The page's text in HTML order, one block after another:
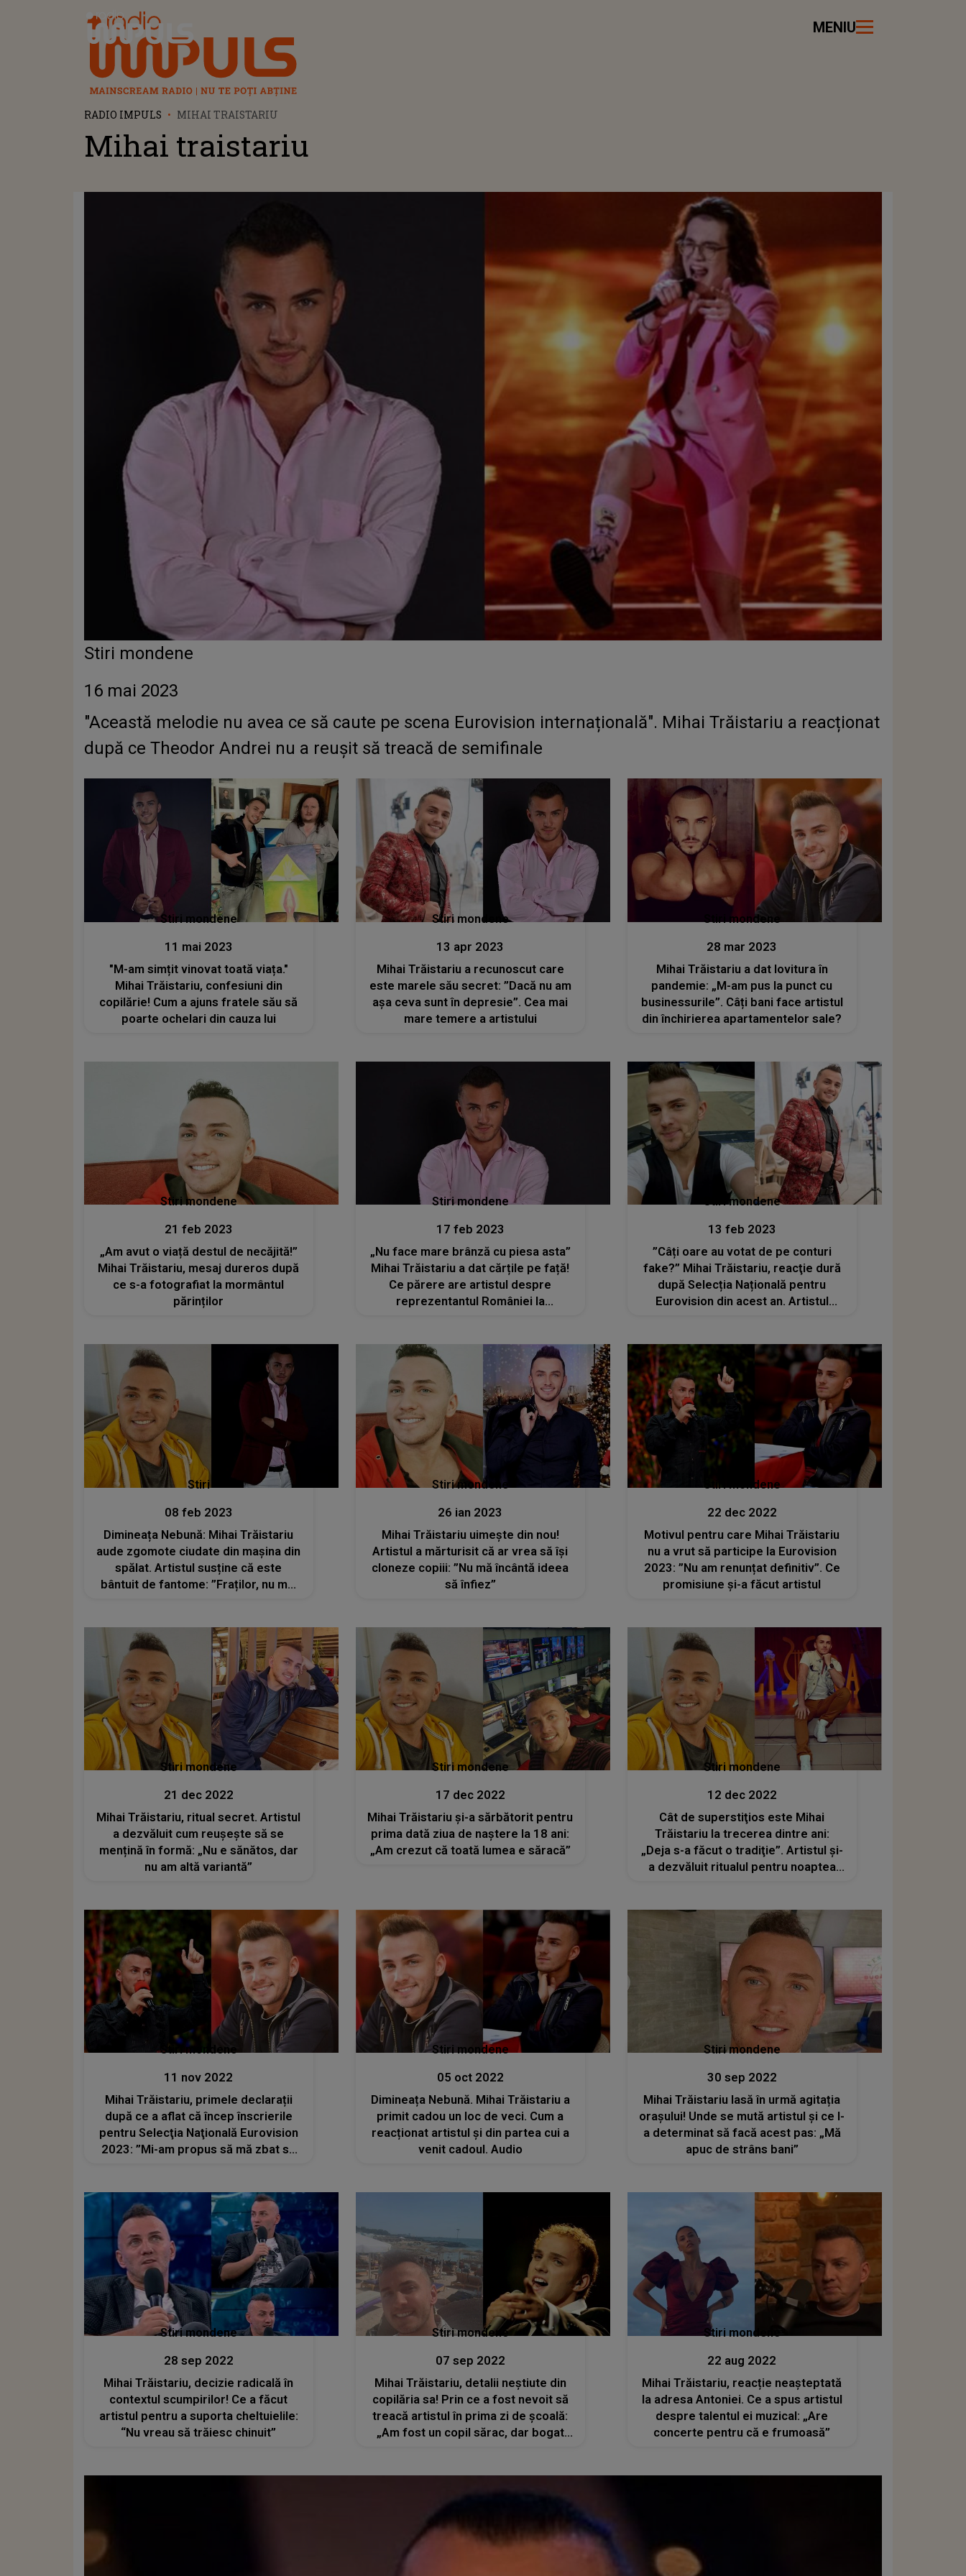
Radio Impuls MENIU
RADIO IMPULS MIHAI TRAISTARIU
Mihai traistariu
Stiri mondene
16 mai 2023
"Această melodie nu avea ce să caute pe scena Eurovision internațională". Mihai Trăistariu a reacționat
după ce Theodor Andrei nu a reușit să treacă de semifinale
Stiri mondene
11 mai 2023
"M-am simțit vinovat toată viața."
Mihai Trăistariu, confesiuni din
copilărie! Cum a ajuns fratele său să
poarte ochelari din cauza lui
Stiri mondene
13 apr 2023
Mihai Trăistariu a recunoscut care
este marele său secret: ”Dacă nu am
așa ceva sunt în depresie”. Cea mai
mare temere a artistului
Stiri mondene
28 mar 2023
Mihai Trăistariu a dat lovitura în
pandemie: „M-am pus la punct cu
businessurile”. Câți bani face artistul
din închirierea apartamentelor sale?
Stiri mondene
21 feb 2023
„Am avut o viață destul de necăjită!”
Mihai Trăistariu, mesaj dureros după
ce s-a fotografiat la mormântul
părinților
Stiri mondene
17 feb 2023
„Nu face mare brânză cu piesa asta”
Mihai Trăistariu a dat cărțile pe față!
Ce părere are artistul despre
reprezentantul României la
Stiri mondene
13 feb 2023
”Câți oare au votat de pe conturi
fake?” Mihai Trăistariu, reacţie dură
după Selecția Națională pentru
Eurovision din acest an. Artistul
Stiri
08 feb 2023
Dimineața Nebună: Mihai Trăistariu
aude zgomote ciudate din mașina din
spălat. Artistul susține că este
bântuit de fantome: ”Fraților, nu mai
Stiri mondene
26 ian 2023
Mihai Trăistariu uimește din nou!
Artistul a mărturisit că ar vrea să își
cloneze copiii: ”Nu mă încântă ideea
să înfiez”
Stiri mondene
22 dec 2022
Motivul pentru care Mihai Trăistariu
nu a vrut să participe la Eurovision
2023: ”Nu am renunțat definitiv”. Ce
promisiune și-a făcut artistul
Stiri mondene
21 dec 2022
Mihai Trăistariu, ritual secret. Artistul
a dezvăluit cum reușește să se
mențină în formă: „Nu e sănătos, dar
nu am altă variantă”
Stiri mondene
17 dec 2022
Mihai Trăistariu și-a sărbătorit pentru
prima dată ziua de naștere la 18 ani:
„Am crezut că toată lumea e săracă”
Stiri mondene
12 dec 2022
Cât de superstiţios este Mihai
Trăistariu la trecerea dintre ani:
„Deja s-a făcut o tradiţie”. Artistul și-
a dezvăluit ritualul pentru noaptea
Stiri mondene
11 nov 2022
Mihai Trăistariu, primele declarații
după ce a aflat că încep înscrierile
pentru Selecţia Naţională Eurovision
2023: ”Mi-am propus să mă zbat să
Stiri mondene
05 oct 2022
Dimineața Nebună. Mihai Trăistariu a
primit cadou un loc de veci. Cum a
reacționat artistul și din partea cui a
venit cadoul. Audio
Stiri mondene
30 sep 2022
Mihai Trăistariu lasă în urmă agitația
orașului! Unde se mută artistul și ce l-
a determinat să facă acest pas: „Mă
apuc de strâns bani”
Stiri mondene
28 sep 2022
Mihai Trăistariu, decizie radicală în
contextul scumpirilor! Ce a făcut
artistul pentru a suporta cheltuielile:
“Nu vreau să trăiesc chinuit”
Stiri mondene
07 sep 2022
Mihai Trăistariu, detalii neștiute din
copilăria sa! Prin ce a fost nevoit să
treacă artistul în prima zi de școală:
„Am fost un copil sărac, dar bogat
Stiri mondene
22 aug 2022
Mihai Trăistariu, reacție neașteptată
la adresa Antoniei. Ce a spus artistul
despre talentul ei muzical: „Are
concerte pentru că e frumoasă”